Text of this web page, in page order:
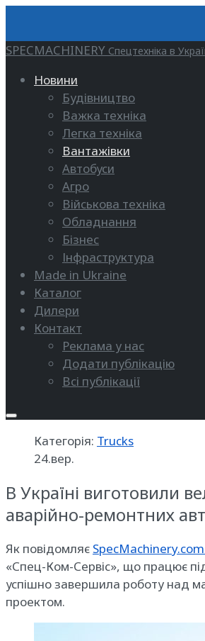
SPECMACHINERY Спецтехніка в
Новини
Будівництво
Важка техніка
Легка техніка
Вантажівки
Автобуси
Агро
Військова техніка
Обладнання
Бізнес
Інфраструктура
Made in Ukraine
Каталог
Дилери
Контакт
Реклама у нас
Додати публікацію
Всі публікації
Категорія: Trucks
24.вер.
В Україні виготовили
аварійно-ремонтних
Як повідомляє
«Спец-Ком-Сервіс», що працює
успішно завершила роботу над
проектом.